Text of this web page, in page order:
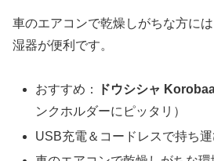
車のエアコンで乾燥しがちな方に
湿器が便利です。
おすすめ： ドウシシャ
ンクホルダーにピッタリ）
USB充電＆コードレスで持ち